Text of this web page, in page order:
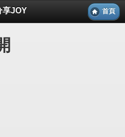
享JOY 首頁